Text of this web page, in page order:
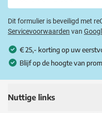
Dit formulier is beveiligd met
Servicevoorwaarden van
€ 25,- korting op uw
Blijf op de hoogte van
Nuttige links